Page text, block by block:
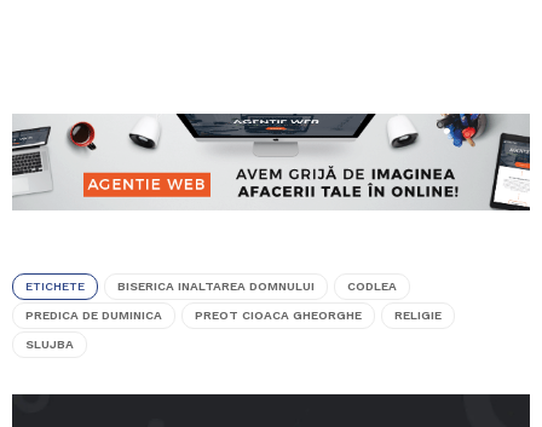
ETICHETE BISERICA INALTAREA DOMNULUI CODLEA
PREDICA DE DUMINICA PREOT CIOACA GHEORGHE RELIGIE
SLUJBA